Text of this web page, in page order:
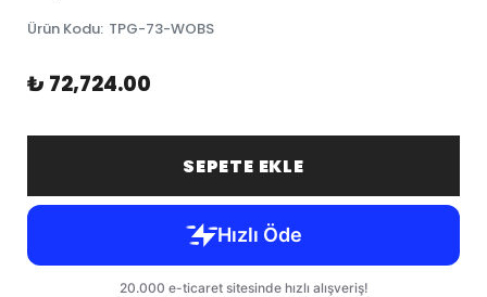
Ürün Kodu: TPG-73-WOBS
₺ 72,724.00
SEPETE EKLE